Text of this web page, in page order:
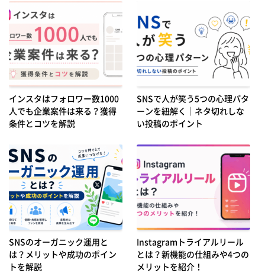
インスタはフォロワー数1000
人でも企業案件は来る？獲得
条件とコツを解説
SNSで人が笑う5つの心理パタ
ーンを紐解く｜ネタ切れしな
い投稿のポイント
SNSのオーガニック運用と
は？メリットや成功のポイン
トを解説
Instagramトライアルリール
とは？新機能の仕組みや4つの
メリットを紹介！